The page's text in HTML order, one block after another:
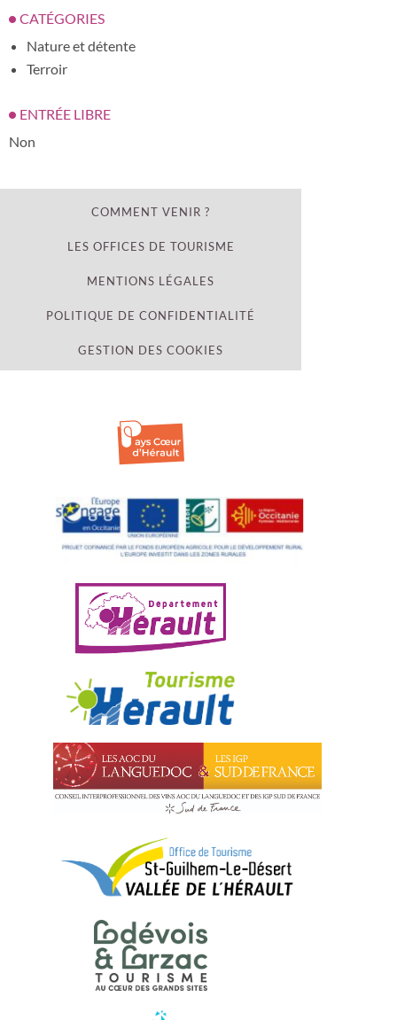
CATÉGORIES
Nature et détente
Terroir
ENTRÉE LIBRE
Non
COMMENT VENIR ?
LES OFFICES DE TOURISME
MENTIONS LÉGALES
POLITIQUE DE CONFIDENTIALITÉ
GESTION DES COOKIES